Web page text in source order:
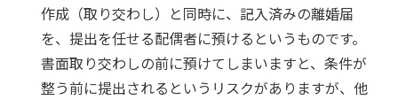
作成（取り交わし）と同時に、記入済みの離婚届
を、提出を任せる配偶者に預けるというものです。
書面取り交わしの前に預けてしまいますと、条件が
整う前に提出されるというリスクがありますが、他